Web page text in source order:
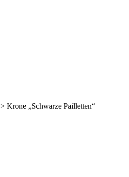
> Krone „Schwarze Pailletten“